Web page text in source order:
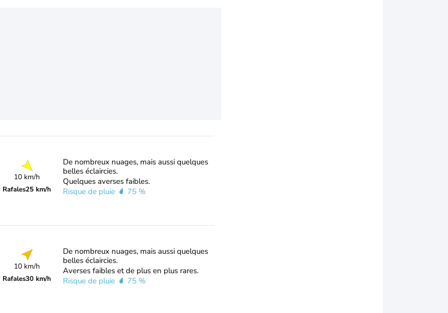
10 km/h
Rafales25 km/h
De nombreux nuages, mais aussi quelques
belles éclaircies.
Quelques averses faibles.
Risque de pluie
75 %
10 km/h
Rafales30 km/h
De nombreux nuages, mais aussi quelques
belles éclaircies.
Averses faibles et de plus en plus rares.
Risque de pluie
75 %